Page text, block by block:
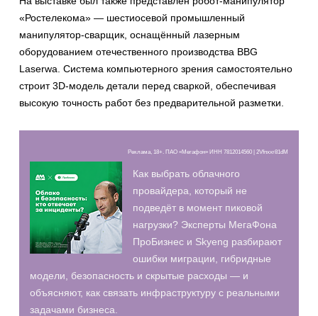
«Ростелекома» — шестиосевой промышленный
манипулятор-сварщик, оснащённый лазерным
оборудованием отечественного производства BBG
Laserwa. Система компьютерного зрения самостоятельно
строит 3D-модель детали перед сваркой, обеспечивая
высокую точность работ без предварительной разметки.
Реклама, 18+. ПАО «Мегафон» ИНН 7812014560 | 2Vfnxxr81dM
Как выбрать облачного
провайдера, который не
подведёт в момент пиковой
нагрузки? Эксперты МегаФона
ПроБизнес и Skyeng разбирают
ошибки миграции, гибридные
модели, безопасность и скрытые расходы — и
объясняют, как связать инфраструктуру с реальными
задачами бизнеса.